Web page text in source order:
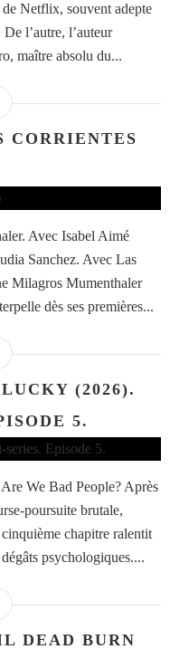
Netflix, souvent adepte
l’autre, l’auteur
maître absolu du...
Avec Isabel Aimé
Sanchez. Avec Las
Milagros Mumenthaler
dès ses premières...
(2026).
5.
We Bad People? Après
poursuite brutale,
chapitre ralentit
psychologiques....
DEAD BURN